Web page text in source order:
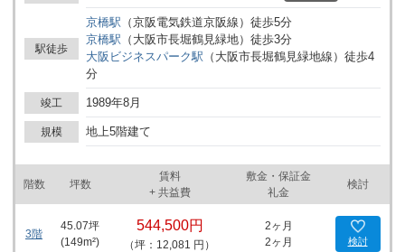
駅徒歩
京橋駅 （京阪電気鉄道京阪線 ） 徒歩5分
京橋駅 （ 大阪市長堀鶴見緑地） 徒歩3分
大阪ビジネスパーク駅 （ 大阪市長堀鶴見緑地線 ） 徒歩4
分
竣工 1989年8月
規模 地上5階建て
階数 坪数
賃料
+ 共益費
敷金・保証金
礼金
検討
3階
45.07坪
(149m²)
544,500円
（坪：12,081 円）
2ヶ月
2ヶ月
検討